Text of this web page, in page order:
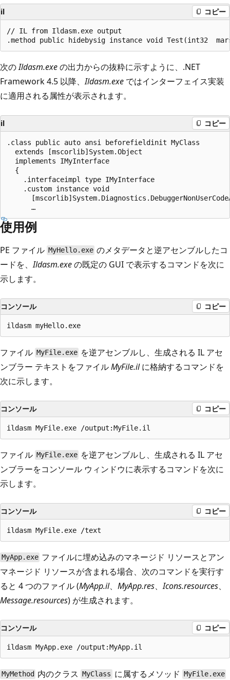
il コピー
// IL from Ildasm.exe output
次のIldasm.exeの出力からの抜粋に示すように、.NET
Framework 4.5 以降、Ildasm.exe ではインターフェイス実装
に適用される属性が表示されます。
il コピー
.class public auto ansi beforefieldinit MyClass
  extends [mscorlib]System.Object
  implements IMyInterface
  {
    .interfaceimpl type IMyInterface
    .custom instance void
使用例
PE ファイル MyHello.exe のメタデータと逆アセンブルしたコ
ードを、Ildasm.exeの既定の GUI で表示するコマンドを次に
示します。
コンソール コピー
ファイル MyFile.exe を逆アセンブルし、生成される IL アセ
ンブラー テキストをファイルMyFile.ilに格納するコマンドを
次に示します。
コンソール コピー
ファイル MyFile.exe を逆アセンブルし、生成される IL アセ
ンブラーをコンソール ウィンドウに表示するコマンドを次に
示します。
コンソール コピー
MyApp.exe ファイルに埋め込みのマネージド リソースとアン
マネージド リソースが含まれる場合、次のコマンドを実行す
ると 4 つのファイル (MyApp.il、 MyApp.res、Icons.resources、
Message.resources) が生成されます。
コンソール コピー
MyMethod 内のクラス MyClass に属するメソッド MyFile.exe